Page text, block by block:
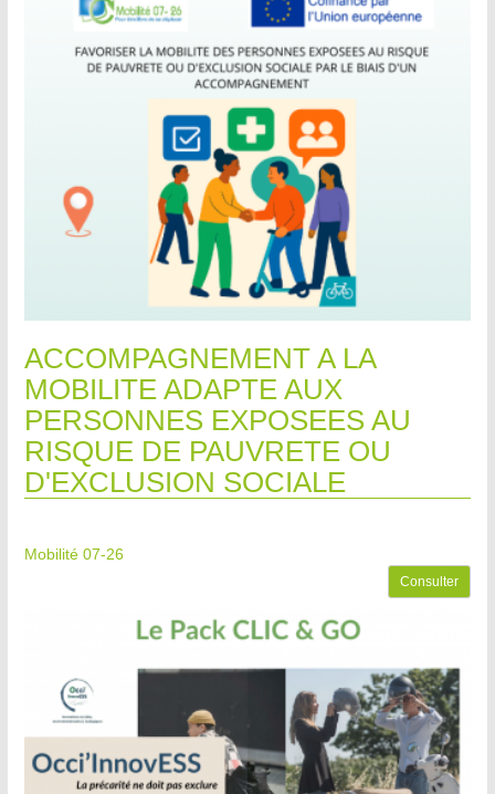
ACCOMPAGNEMENT A LA
MOBILITE ADAPTE AUX
PERSONNES EXPOSEES AU
RISQUE DE PAUVRETE OU
D'EXCLUSION SOCIALE
Mobilité 07-26
Consulter